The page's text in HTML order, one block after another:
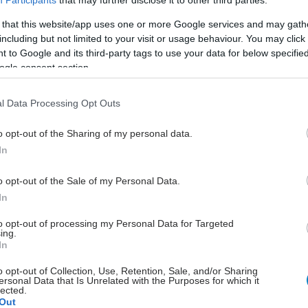
that this website/app uses one or more Google services and may
but not limited to your visit or usage behaviour. You may
to Google and its third-party tags to use your data for below
consent section.
Data Processing Opt Outs
opt-out of the Sharing of my personal data.
opt-out of the Sale of my Personal Data.
opt-out of processing my Personal Data for Targeted
opt-out of Collection, Use, Retention, Sale, and/or Sharing
Data that Is Unrelated with the Purposes for which it
περαιτέρω τη φαρέτρα της
στη θεραπευτική κατηγορία
της Ουρολογίας
για τη θεραπεία μέτριων έως
Μάθετε για την καλοήθη
το Δημοτικό Κέντρο Κοινωνικής
Μελέτης Ουρολογικών Παθήσεων
καλούν όσους ενδιαφέρονται στο